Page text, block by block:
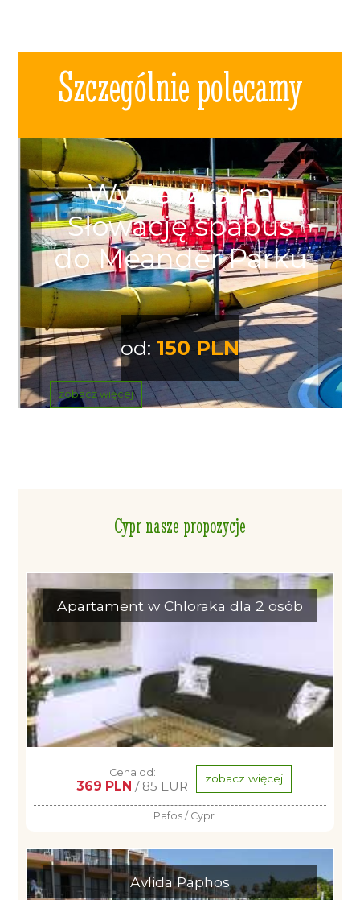
Szczególnie polecamy
Wycieczka na
Słowację spabus
do Meander Parku
od: 150 PLN
zobacz więcej
Cypr nasze propozycje
Apartament w Chloraka dla 2 osób
Cena od:
369 PLN / 85 EUR zobacz więcej
Pafos / Cypr
Avlida Paphos